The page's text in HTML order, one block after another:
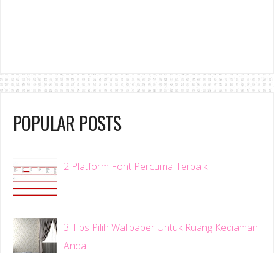
POPULAR POSTS
2 Platform Font Percuma Terbaik
3 Tips Pilih Wallpaper Untuk Ruang Kediaman
Anda